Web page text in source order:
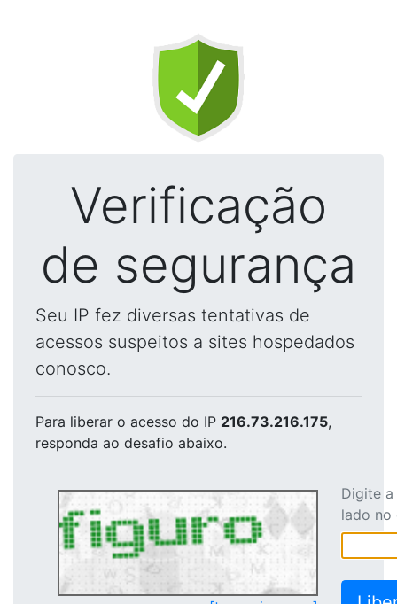
Verificação
de segurança
Seu IP fez diversas tentativas de
acessos suspeitos a sites hospedados
conosco.
Para liberar o acesso do IP 216.73.216.175,
responda ao desafio abaixo.
Digite
lado no